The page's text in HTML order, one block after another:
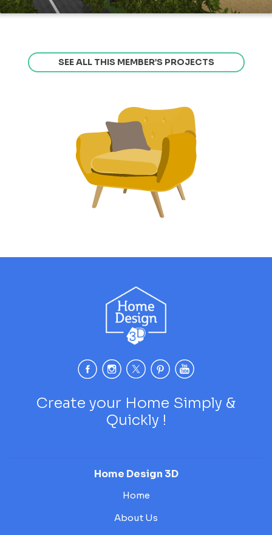
SEE ALL THIS MEMBER’S PROJECTS
Create your Home Simply &
Quickly !
Home Design 3D
Home
About Us